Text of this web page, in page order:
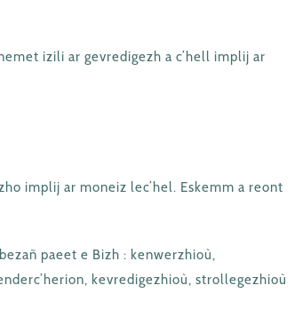
izili ar gevredigezh a c’hell implij ar
implij ar moneiz lec’hel. Eskemm a reont
paeet e Bizh : kenwerzhioù,
kevredigezhioù, strollegezhioù